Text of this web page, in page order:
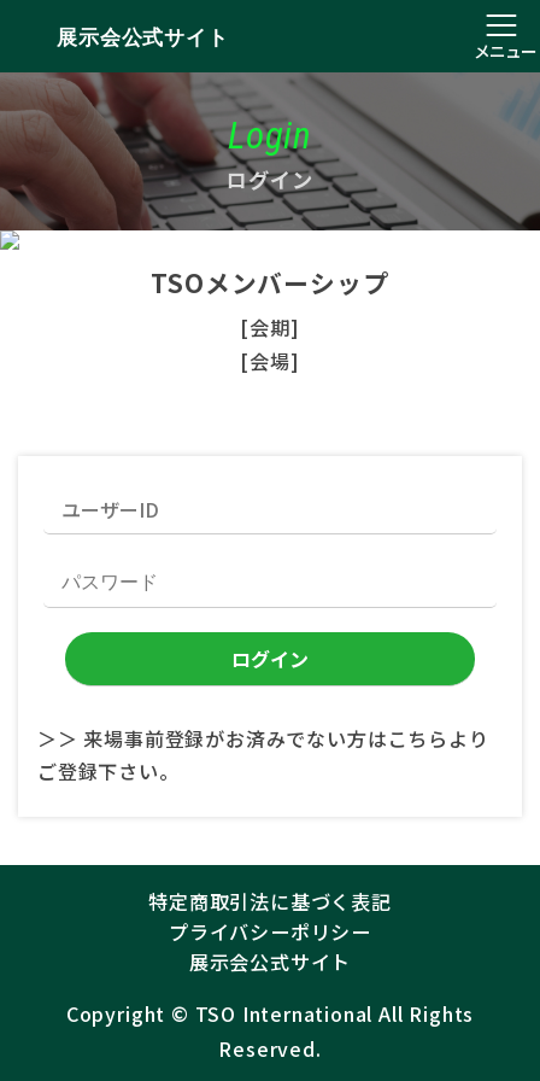
展示会公式サイト
メニュー
Login
ログイン
TSOメンバーシップ
[会期]
[会場]
＞＞ 来場事前登録がお済みでない方はこちらより
ご登録下さい。
特定商取引法に基づく表記
プライバシーポリシー
展示会公式サイト
Copyright ©︎ TSO International All Rights
Reserved.